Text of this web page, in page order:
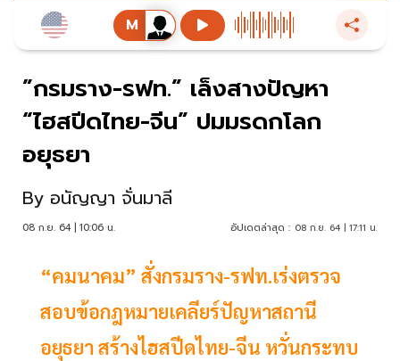
”กรมราง-รฟท.” เล็งสางปัญหา
“ไฮสปีดไทย-จีน” ปมมรดกโลก
อยุธยา
By อนัญญา จั่นมาลี
08 ก.ย. 64 | 10:06 น. อัปเดตล่าสุด : 08 ก.ย. 64 | 17:11 น.
“คมนาคม” สั่งกรมราง-รฟท.เร่งตรวจ
สอบข้อกฎหมายเคลียร์ปัญหาสถานี
อยุธยา สร้างไฮสปีดไทย-จีน หวั่นกระทบ